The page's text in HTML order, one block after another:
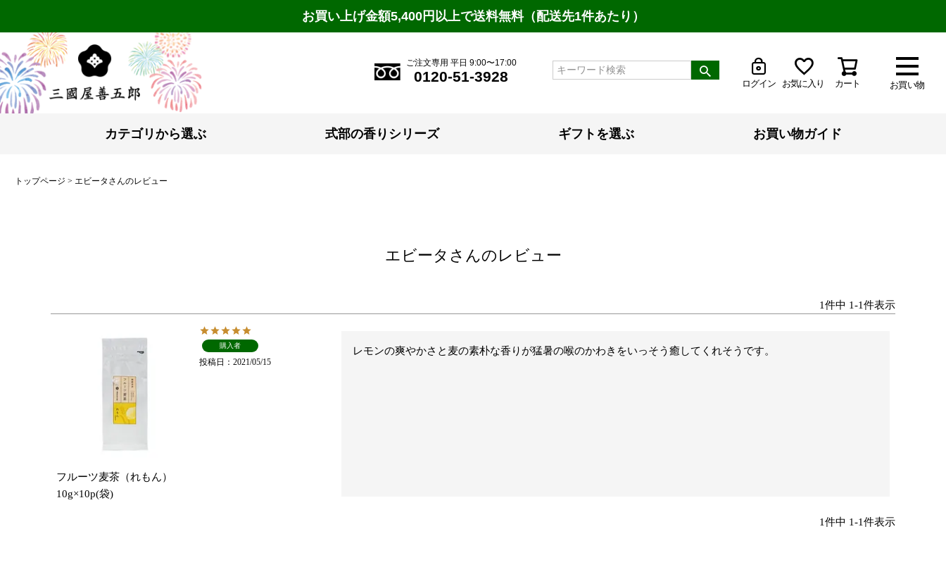
お買い上げ金額5,400円以上で送料無料（配送先1件あたり）
お買い物
ご注文専用 平日 9:00〜17:00
0120-51-3928 ログイン お気に入り カート
カテゴリから選ぶ 式部の香りシリーズ ギフトを選ぶ お買い物ガイド
トップページ エビータさんのレビュー
エビータさんのレビュー
1件中 1-1件表示
フルーツ麦茶（れもん）
10g×10p(袋)
購入者
投稿日 2021/05/15
レモンの爽やかさと麦の素朴な香りが猛暑の喉のかわきをいっそう癒してくれそうです。
1件中 1-1件表示